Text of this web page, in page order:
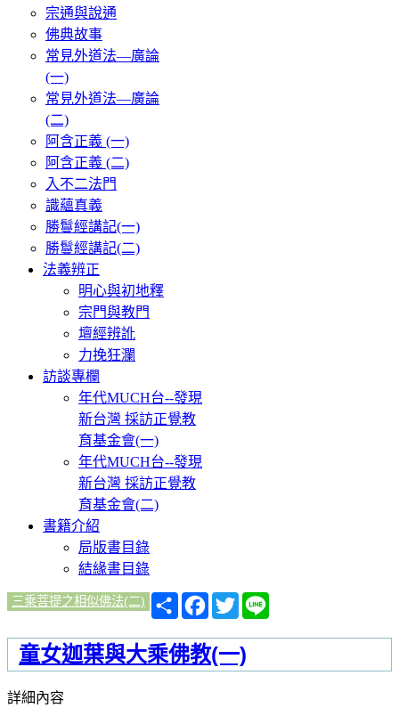
宗通與說通
佛典故事
常見外道法—廣論
(一)
常見外道法—廣論
(二)
阿含正義 (一)
阿含正義 (二)
入不二法門
識蘊真義
勝鬘經講記(一)
勝鬘經講記(二)
法義辨正
明心與初地釋
宗門與教門
壇經辨訛
力挽狂瀾
訪談專欄
年代MUCH台--發現
新台灣 採訪正覺教
育基金會(一)
年代MUCH台--發現
新台灣 採訪正覺教
育基金會(二)
書籍介紹
局版書目錄
結緣書目錄
三乘菩提之相似佛法(二)
分
享
Facebook
Twitter
童女迦葉與大乘佛教(一)
詳細內容